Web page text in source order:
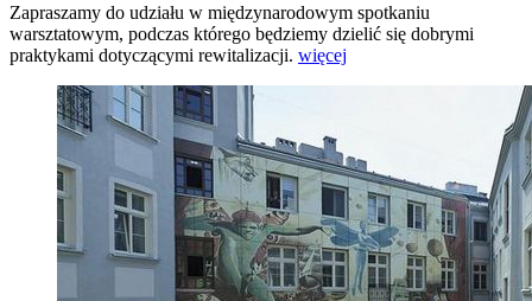
Zapraszamy do udziału w międzynarodowym spotkaniu
warsztatowym, podczas którego będziemy dzielić się dobrymi
praktykami dotyczącymi rewitalizacji. więcej